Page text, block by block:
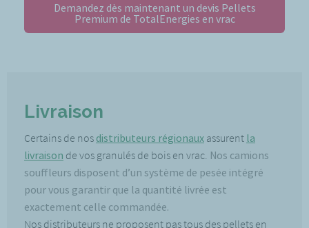
Demandez dès maintenant un devis Pellets
Premium de TotalEnergies en vrac
Livraison
Certains de nos distributeurs régionaux assurent la
livraison de vos granulés de bois en vrac. Nos camions
souffleurs disposent d’un système de pesée intégré
pour vous garantir que la quantité livrée est
exactement celle commandée.
Nos distributeurs ne proposent pas tous des pellets en